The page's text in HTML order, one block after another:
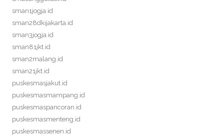
sman1jogja.id
sman28dkijakarta.id
sman3jogja.id
sman81jkt.id
sman2malang.id
sman21jkt.id
puskesmasjakut.id
puskesmasmampang.id
puskesmaspancoran.id
puskesmasmenteng.id
puskesmassenen.id